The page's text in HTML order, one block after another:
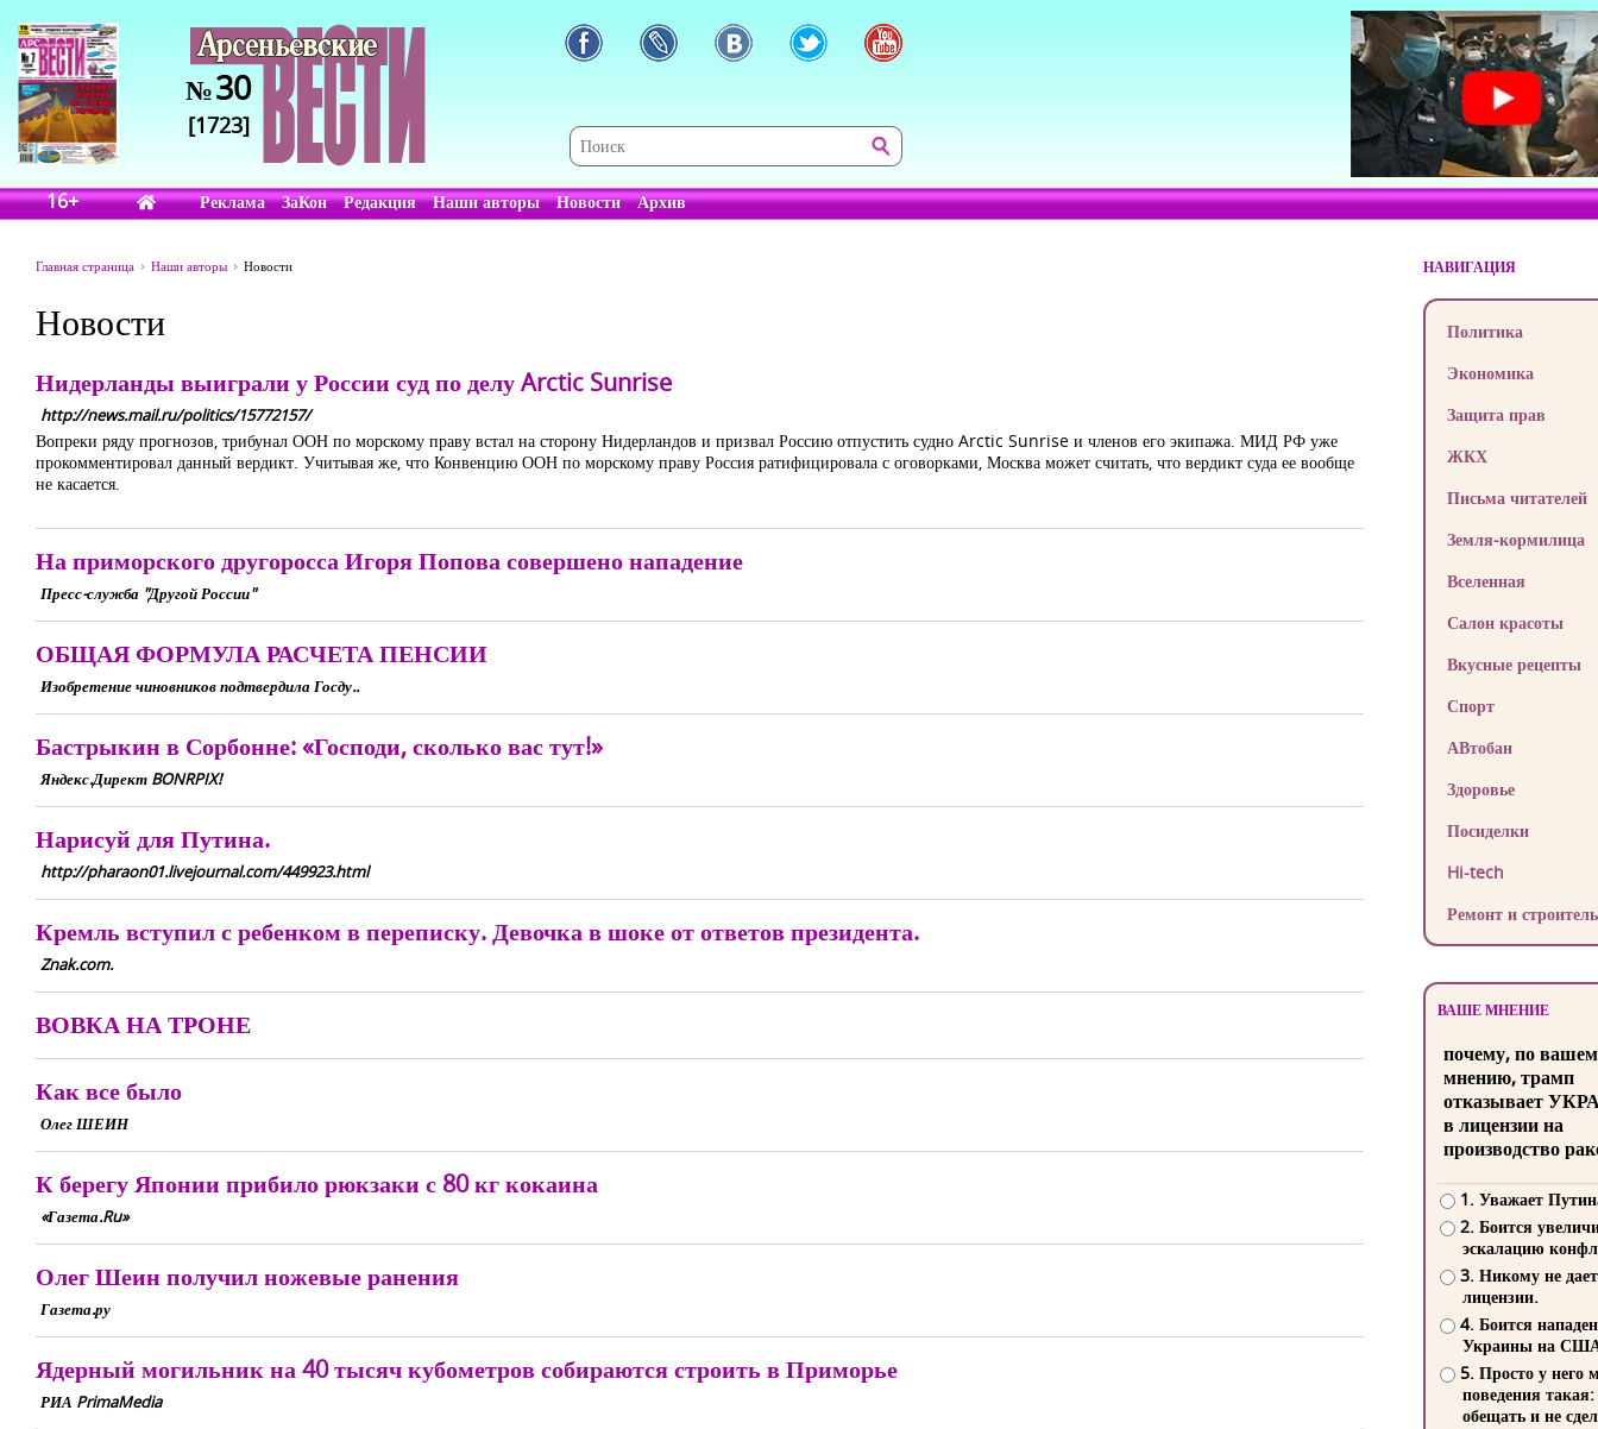
№30
[1723]
16+ Реклама ЗаКон Редакция Наши авторы Новости Архив
Главная страница Наши авторы Новости
Новости
Нидерланды выиграли у России суд по делу Arctic Sunrise
http://news.mail.ru/politics/15772157/
Вопреки ряду прогнозов, трибунал ООН по морскому праву встал на сторону Нидерландов и призвал Россию отпустить судно Arctic Sunrise и членов его экипажа. МИД РФ уже
прокомментировал данный вердикт. Учитывая же, что Конвенцию ООН по морскому праву Россия ратифицировала с оговорками, Москва может считать, что вердикт суда ее вообще
не касается.
На приморского другоросса Игоря Попова совершено нападение
Пресс-служба "Другой России"
ОБЩАЯ ФОРМУЛА РАСЧЕТА ПЕНСИИ
Изобретение чиновников подтвердила Госду..
Бастрыкин в Сорбонне: «Господи, сколько вас тут!»
Яндекс.Директ BONRPIX!
Нарисуй для Путина.
http://pharaon01.livejournal.com/449923.html
Кремль вступил с ребенком в переписку. Девочка в шоке от ответов президента.
Znak.com.
ВОВКА НА ТРОНЕ
Как все было
Олег ШЕИН
К берегу Японии прибило рюкзаки с 80 кг кокаина
«Газета.Ru»
Олег Шеин получил ножевые ранения
Газета.ру
Ядерный могильник на 40 тысяч кубометров собираются строить в Приморье
РИА PrimaMedia
НАВИГАЦИЯ
Политика
Экономика
Защита прав
ЖКХ
Письма читателей
Земля-кормилица
Вселенная
Салон красоты
Вкусные рецепты
Спорт
АВтобан
Здоровье
Посиделки
Hi-tech
Ремонт и
ВАШЕ МНЕНИЕ
почему, по
мнению, трамп
отказывает
в лицензии на
производство
1. Уважает
2. Боится
эскалацию
3. Никому не
лицензии.
4. Боится
Украины на
5. Просто у него
поведения такая:
обещать и не